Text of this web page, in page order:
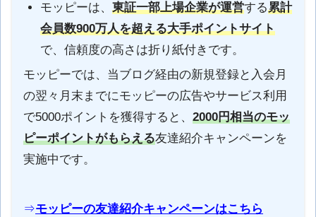
モッピーは、 東証一部上場企業が運営する累計
会員数900万人を超える大手ポイントサイト
で、信頼度の高さは折り紙付きです。
モッピーでは、当ブログ経由の新規登録と入会月
の翌々月末までにモッピーの広告やサービス利用
で5000ポイントを獲得すると、 2000円相当のモッ
ピーポイントがもらえる友達紹介キャンペーンを
実施中です。
⇒モッピーの友達紹介キャンペーンはこちら